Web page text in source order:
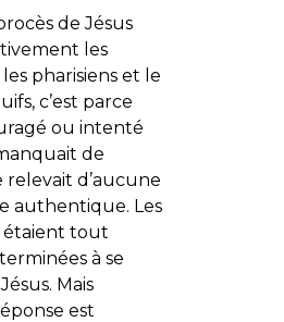
de Jésus
les
pharisiens et le
c’est parce
ou intenté
de
d’aucune
authentique. Les
étaient tout
à se
Mais
est